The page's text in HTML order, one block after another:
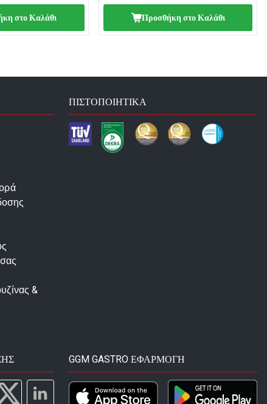
στο Καλάθι Προσθήκη στο Καλάθι
&
ΠΙΣΤΟΠΟΙΗΤΙΚΆ
GGM GASTRO ΕΦΑΡΜΟΓΉ